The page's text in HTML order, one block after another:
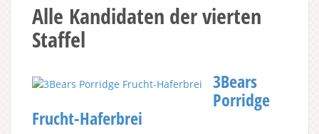
Alle Kandidaten der vierten
Staffel
3Bears
Porridge
Frucht-Haferbrei